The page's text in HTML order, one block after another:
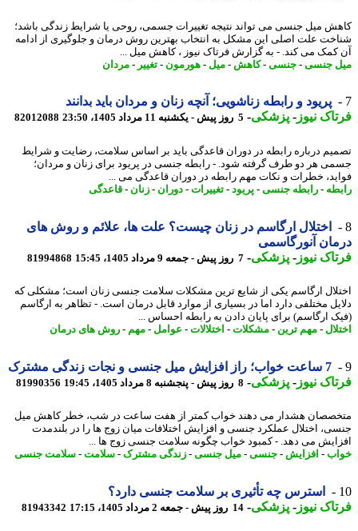
میل جنسی می تواند نتیجه تغییرات جسمی، روحی یا شرایط زندگی باشد؛
علت اصلی این مشکل به انتخاب بهترین روش درمان و جلوگیری از ادامه
می کند. - به گزارش فرتاک نیوز ، کاهش میل ...
جنسی-جنسی-کاهش-میل -هورمون -تغییر-مردان
پریود و رابطه زناشویی؛ آنچه زنان و مردان باید بدانند
نیوز-پزشکی-5 روز پیش - یکشنبه 11 مرداد 1405، 23:50 82012088
درباره رابطه در دوران قاعدگی باید بر اساس سلامت، رضایت و شرایط
هر دو طرف گرفته شود. - رابطه جنسی در پریود برای زنان و مردان؛
خطرات و نکات مهم رابطه در دوران قاعدگی می ...
-رابطه جنسی-پریود-تغییرات- دوران- زنان -قاعدگی
اختلال ارگاسم در زنان چیست؟ علت ها، علائم و روش های
آنورگاسمی
نیوز-پزشکی-7 روز پیش - جمعه 9 مرداد 1405، 15:45 81994868
ارگاسم یکی از شایع ترین مشکلات سلامت جنسی زنان است؛ مشکلی که
مختلفی دارد اما در بسیاری از موارد قابل درمان است. - تظاهر به ارگاسم
ارگاسم) برای پایان دادن به رابطه احساس ...
-مهم ترین- مشکلات-اختلالات-عوامل-مهم -روش های درمان
7 ساعت خواب؛ راز افزایش میل جنسی و نجات زندگی مشترک
نیوز-پزشکی-8 روز پیش - پنجشنبه 8 مرداد 1405، 19:45 81990356
هشدار می دهند خواب کمتر از هفت ساعت در شب، خطر کاهش میل
اختلال عملکرد جنسی و افزایش اختلافات میان زوج ها را در بلندمدت
می دهد. - کمبود خواب چگونه سلامت جنسی زوج ها ...
- افزایش -جنسی-میل جنسی-زندگی مشترک- سلامت-سلامت جنسی
استرس چه تأثیری بر سلامت جنسی دارد؟
نیوز-پزشکی-14 روز پیش - جمعه 2 مرداد 1405، 17:15 81943342